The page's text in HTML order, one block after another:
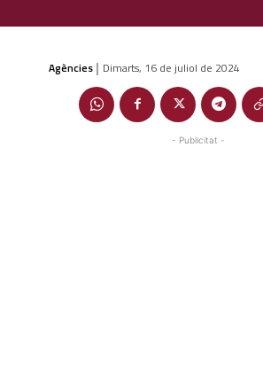
Agències | Dimarts, 16 de juliol de 2024
- Publicitat -